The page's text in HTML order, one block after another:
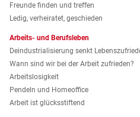
Freunde finden und treffen
Ledig, verheiratet, geschieden
Arbeits- und Berufsleben
Deindustrialisierung senkt
Wann sind wir bei der Arbeit zufrieden?
Arbeitslosigkeit
Pendeln und Homeoffice
Arbeit ist glücksstiftend